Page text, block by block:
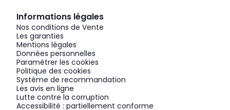
Informations légales
Nos conditions de Vente
Les garanties
Mentions légales
Données personnelles
Paramétrer les cookies
Politique des cookies
Système de recommandation
Les avis en ligne
Lutte contre la corruption
Accessibilité : partiellement conforme